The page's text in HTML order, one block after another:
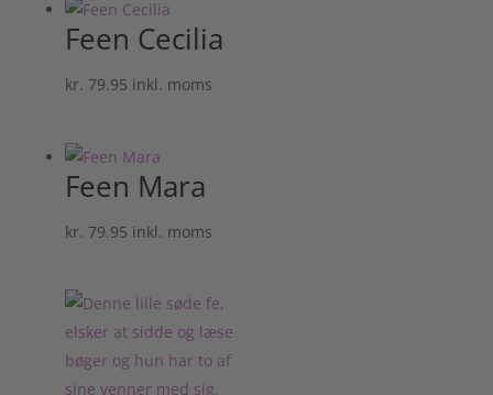
Feen Cecilia
kr. 79.95 inkl. moms
Feen Mara
kr. 79.95 inkl. moms